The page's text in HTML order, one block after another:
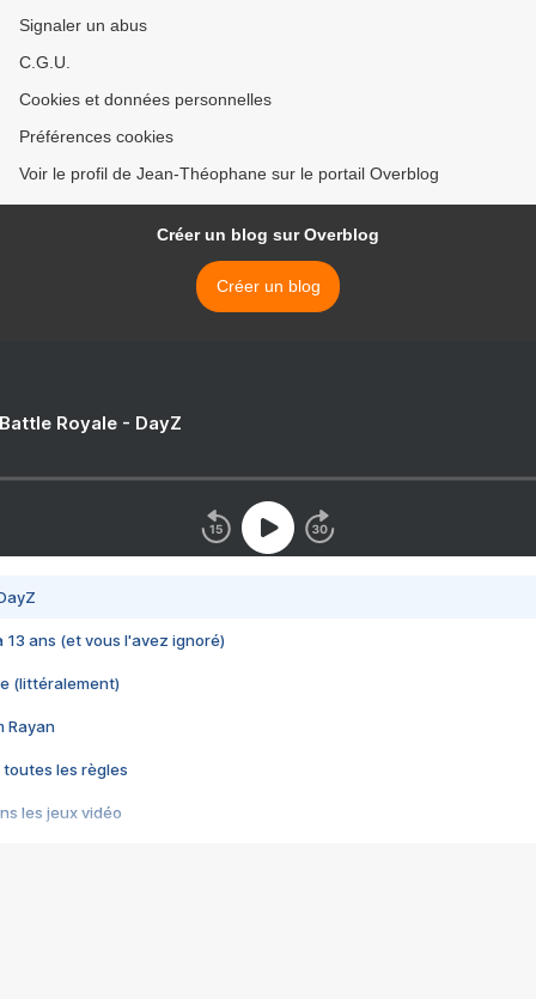
Signaler un abus
C.G.U.
Cookies et données personnelles
Préférences cookies
Voir le profil de Jean-Théophane sur le portail Overblog
Créer un blog sur Overblog
Créer un blog
Royale - DayZ
13 ans (et vous l'avez ignoré)
(littéralement)
Rayan
toutes les règles
les jeux vidéo